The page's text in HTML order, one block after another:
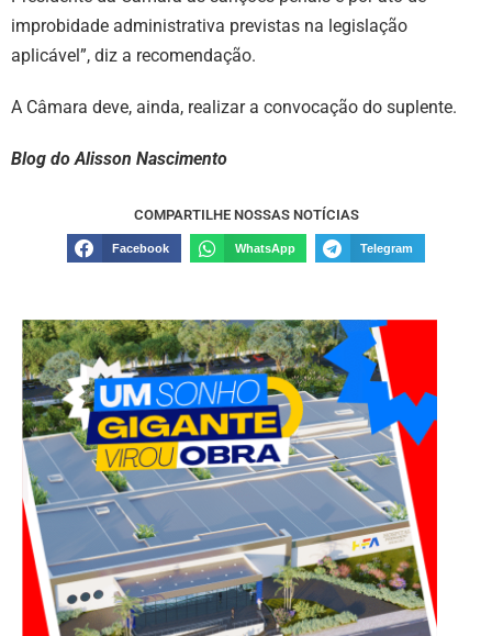
improbidade administrativa previstas na legislação
aplicável”, diz a recomendação.
A Câmara deve, ainda, realizar a convocação do suplente.
Blog do Alisson Nascimento
COMPARTILHE NOSSAS NOTÍCIAS
Facebook WhatsApp Telegram